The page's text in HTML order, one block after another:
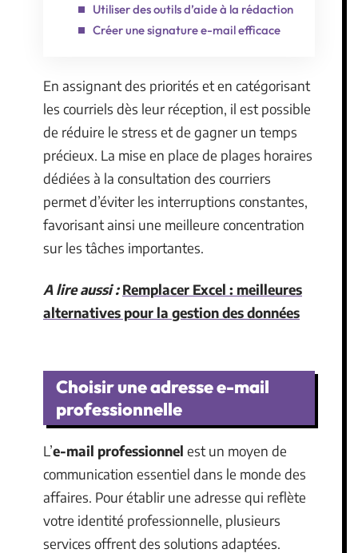
Utiliser des outils d’aide à la rédaction
Créer une signature e-mail efficace
En assignant des priorités et en catégorisant
les courriels dès leur réception, il est possible
de réduire le stress et de gagner un temps
précieux. La mise en place de plages horaires
dédiées à la consultation des courriers
permet d’éviter les interruptions constantes,
favorisant ainsi une meilleure concentration
sur les tâches importantes.
A lire aussi : Remplacer Excel : meilleures
alternatives pour la gestion des données
Choisir une adresse e-mail
professionnelle
L’e-mail professionnel est un moyen de
communication essentiel dans le monde des
affaires. Pour établir une adresse qui reflète
votre identité professionnelle, plusieurs
services offrent des solutions adaptées.